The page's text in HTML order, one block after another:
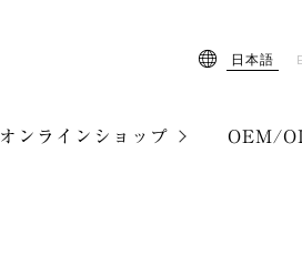
日本語
オンラインショップ OEM/